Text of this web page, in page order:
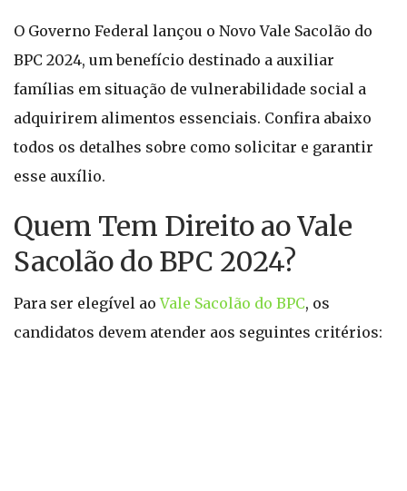
O Governo Federal lançou o Novo Vale Sacolão do
BPC 2024, um benefício destinado a auxiliar
famílias em situação de vulnerabilidade social a
adquirirem alimentos essenciais. Confira abaixo
todos os detalhes sobre como solicitar e garantir
esse auxílio.
Quem Tem Direito ao Vale
Sacolão do BPC 2024?
Para ser elegível ao Vale Sacolão do BPC, os
candidatos devem atender aos seguintes critérios: